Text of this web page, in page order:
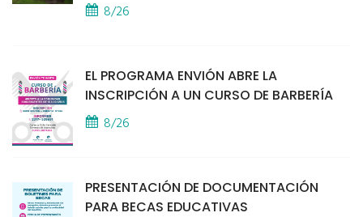
8/26
EL PROGRAMA ENVIÓN ABRE LA
INSCRIPCIÓN A UN CURSO DE BARBERÍA
8/26
PRESENTACIÓN DE DOCUMENTACIÓN
PARA BECAS EDUCATIVAS